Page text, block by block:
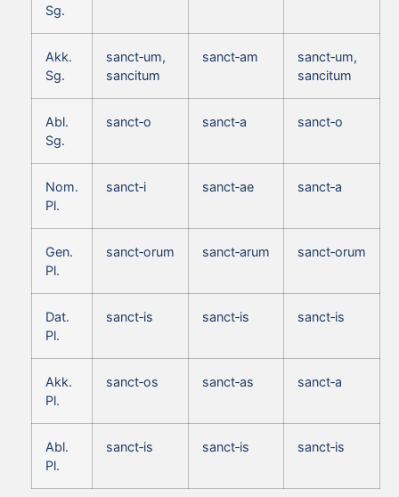
Sg.
Akk.
Sg.
sanct‑um,
sancitum
sanct‑am
sanct‑um,
sancitum
Abl.
Sg.
sanct‑o sanct‑a sanct‑o
Nom.
Pl.
sanct‑i sanct‑ae sanct‑a
Gen.
Pl.
sanct‑orum sanct‑arum sanct‑orum
Dat.
Pl.
sanct‑is sanct‑is sanct‑is
Akk.
Pl.
sanct‑os sanct‑as sanct‑a
Abl.
Pl.
sanct‑is sanct‑is sanct‑is